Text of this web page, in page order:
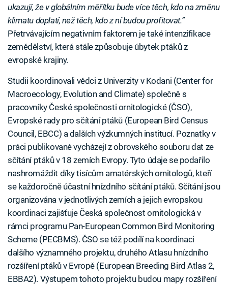
ukazují, že v globálním měřítku bude více těch, kdo na změnu
klimatu doplatí, než těch, kdo z ní budou profitovat.”
Přetrvávajícím negativním faktorem je také intenzifikace
zemědělství, která stále způsobuje úbytek ptáků z
evropské krajiny.
Studii koordinovali vědci z Univerzity v Kodani (Center for
Macroecology, Evolution and Climate) společně s
pracovníky České společnosti ornitologické (ČSO),
Evropské rady pro sčítání ptáků (European Bird Census
Council, EBCC) a dalších výzkumných institucí. Poznatky v
práci publikované vycházejí z obrovského souboru dat ze
sčítání ptáků v 18 zemích Evropy. Tyto údaje se podařilo
nashromáždit díky tisícům amatérských ornitologů, kteří
se každoročně účastní hnízdního sčítání ptáků. Sčítání jsou
organizována v jednotlivých zemích a jejich evropskou
koordinaci zajišťuje Česká společnost ornitologická v
rámci programu Pan-European Common Bird Monitoring
Scheme (PECBMS). ČSO se též podílí na koordinaci
dalšího významného projektu, druhého Atlasu hnízdního
rozšíření ptáků v Evropě (European Breeding Bird Atlas 2,
EBBA2). Výstupem tohoto projektu budou mapy rozšíření